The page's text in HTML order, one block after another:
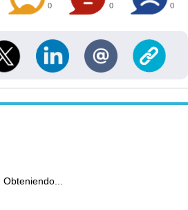
0 0 0
Obteniendo...